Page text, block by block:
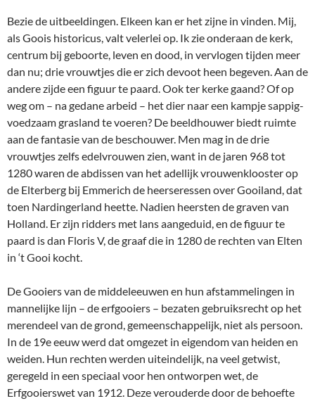
Bezie de uitbeeldingen. Elkeen kan er het zijne in vinden. Mij,
als Goois historicus, valt velerlei op. Ik zie onderaan de kerk,
centrum bij geboorte, leven en dood, in vervlogen tijden meer
dan nu; drie vrouwtjes die er zich devoot heen begeven. Aan de
andere zijde een figuur te paard. Ook ter kerke gaand? Of op
weg om – na gedane arbeid – het dier naar een kampje sappig-
voedzaam grasland te voeren? De beeldhouwer biedt ruimte
aan de fantasie van de beschouwer. Men mag in de drie
vrouwtjes zelfs edelvrouwen zien, want in de jaren 968 tot
1280 waren de abdissen van het adellijk vrouwenklooster op
de Elterberg bij Emmerich de heerseressen over Gooiland, dat
toen Nardingerland heette. Nadien heersten de graven van
Holland. Er zijn ridders met lans aangeduid, en de figuur te
paard is dan Floris V, de graaf die in 1280 de rechten van Elten
in ‘t Gooi kocht.
De Gooiers van de middeleeuwen en hun afstammelingen in
mannelijke lijn – de erfgooiers – bezaten gebruiksrecht op het
merendeel van de grond, gemeenschappelijk, niet als persoon.
In de 19e eeuw werd dat omgezet in eigendom van heiden en
weiden. Hun rechten werden uiteindelijk, na veel getwist,
geregeld in een speciaal voor hen ontworpen wet, de
Erfgooierswet van 1912. Deze verouderde door de behoefte